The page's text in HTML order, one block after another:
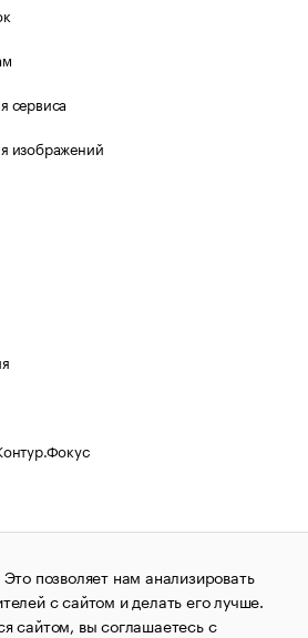
сервиса
изображений
Редакция
позволяет нам анализировать
с сайтом и делать его лучше.
сайтом, вы соглашаетесь с